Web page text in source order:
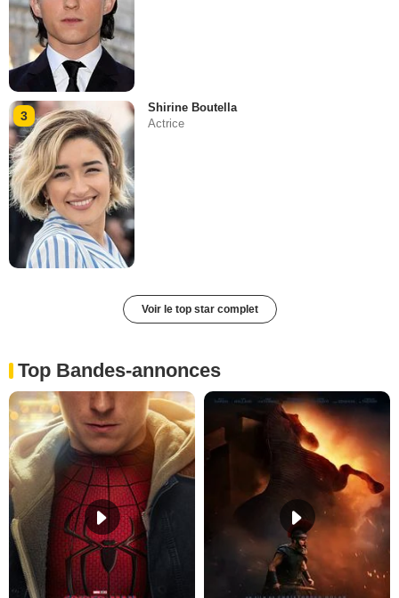
3
Shirine Boutella
Actrice
Voir le top star complet
Top Bandes-annonces